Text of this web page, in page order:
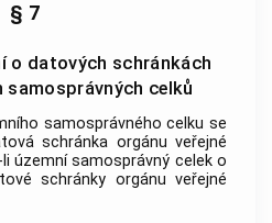
§ 7
o datových schránkách
samosprávných celků
samosprávného celku se
schránka orgánu veřejné
územní samosprávný celek o
schránky orgánu veřejné